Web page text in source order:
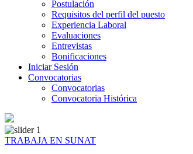
Postulación
Requisitos del perfil del puesto
Experiencia Laboral
Evaluaciones
Entrevistas
Bonificaciones
Iniciar Sesión
Convocatorias
Convocatorias
Convocatoria Histórica
TRABAJA EN SUNAT